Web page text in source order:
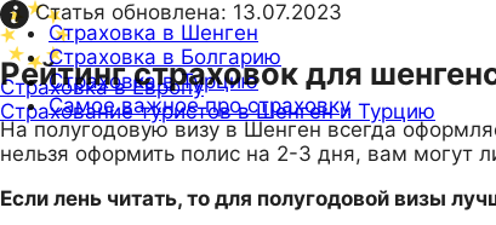
Страховка в Европу
Страхование туристов в Шенген и Турцию
Страховка в Шенген
Страховка в Болгарию
Страховка в Турцию
Самое важное про страховку
Статья обновлена: 13.07.2023
Рейтинг страховок для
На полугодовую визу в Шенген всегда
нельзя оформить полис на 2-3 дня, вам могут
Если лень читать, то для полугодовой визы